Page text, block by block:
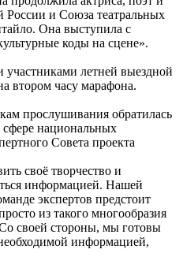
России и Союза театральных
Она выступила с
коды на сцене».
летней выездной
втором часу марафона.
прослушивания обратилась
сфере национальных
Совета проекта
своё творчество и
информацией. Нашей
экспертов предстоит
из такого многообразия
своей стороны, мы готовы
информацией,